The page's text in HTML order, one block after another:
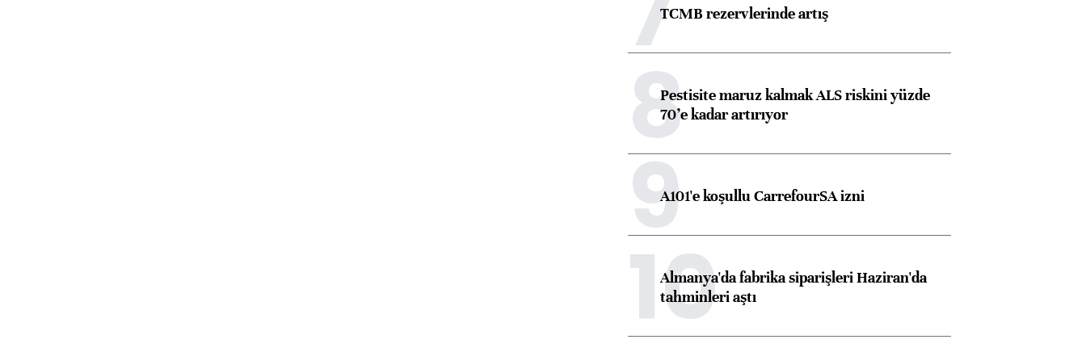
TCMB rezervlerinde artış
8Pestisite maruz kalmak ALS riskini yüzde
70’e kadar artırıyor
9A101'e koşullu CarrefourSA izni
10
Almanya'da fabrika siparişleri Haziran'da
tahminleri aştı